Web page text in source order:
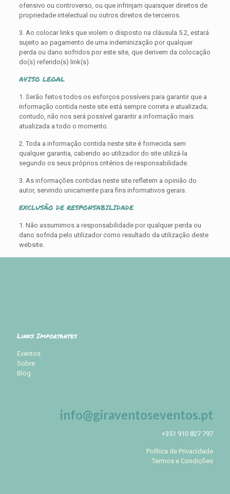
ofensivo ou controverso, ou que infrinjam quaisquer direitos de
propriedade intelectual ou outros direitos de terceiros.
3. Ao colocar links que violem o disposto na cláusula 5.2, estará
sujeito ao pagamento de uma indeminização por qualquer
perda ou dano sofridos por este site, que derivem da colocação
do(s) referido(s) link(s).
AVISO LEGAL
1. Serão feitos todos os esforços possíveis para garantir que a
informação contida neste site está sempre correta e atualizada;
contudo, não nos será possível garantir a informação mais
atualizada a todo o momento.
2. Toda a informação contida neste site é fornecida sem
qualquer garantia, cabendo ao utilizador do site utilizá-la
segundo os seus próprios critérios de responsabilidade.
3. As informações contidas neste site refletem a opinião do
autor, servindo unicamente para fins informativos gerais.
EXCLUSÃO DE RESPONSABILIDADE
1. Não assumimos a responsabilidade por qualquer perda ou
dano sofrida pelo utilizador como resultado da utilização deste
website.
Links Importantes
Eventos
Sobre
Blog
info@giraventoseventos.pt
+351 910 827 797
Política de Privacidade
Termos e Condições